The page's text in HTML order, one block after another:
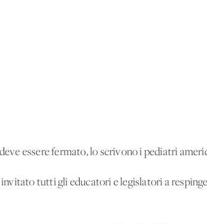
essere fermato, lo scrivono i pediatri
invitato tutti gli educatori e legislatori a